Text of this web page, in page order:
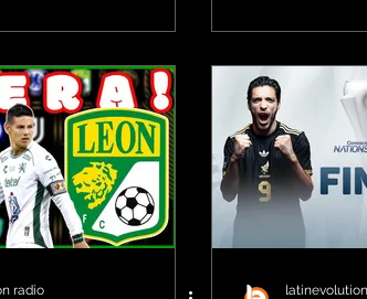
a crímenes
radio